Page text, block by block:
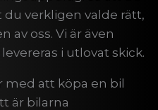
verkligen valde rätt,
av oss. Vi är även
i utlovat skick.
med att köpa en bil
är bilarna